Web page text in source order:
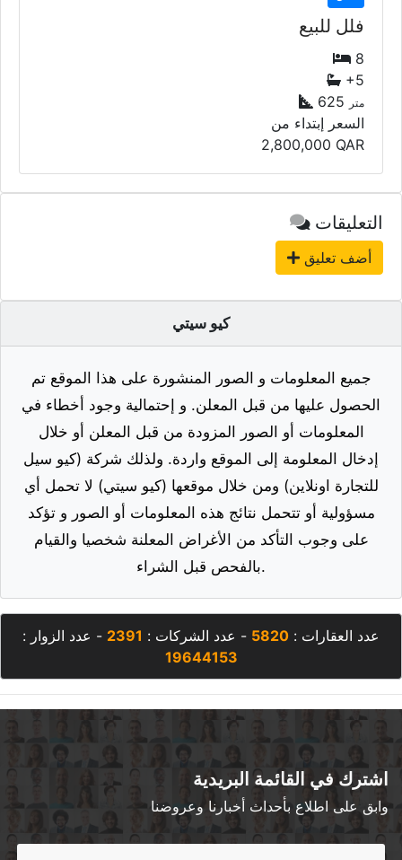
فلل للبيع
8
+5
625 متر
السعر إبتداء من
2,800,000 QAR
التعليقات
أضف تعليق
كيو سيتي
جميع المعلومات و الصور المنشورة على هذا الموقع تم
الحصول عليها من قبل المعلن. و إحتمالية وجود أخطاء في
المعلومات أو الصور المزودة من قبل المعلن أو خلال
إدخال المعلومة إلى الموقع واردة. ولذلك شركة (كيو سيل
للتجارة اونلاين) ومن خلال موقعها (كيو سيتي) لا تحمل أي
مسؤولية أو تتحمل نتائج هذه المعلومات أو الصور و تؤكد
على وجوب التأكد من الأغراض المعلنة شخصيا والقيام
بالفحص قبل الشراء.
عدد العقارات : 5820 - عدد الشركات : 2391 - عدد الزوار :
19644153
اشترك في القائمة البريدية
وابق على اطلاع بأحداث أخبارنا وعروضنا